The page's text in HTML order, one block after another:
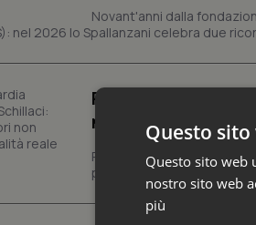
Novant'anni dalla
nel 2026 lo Spallanzani celebra due
Regione
non fotografano la
Regione Lombardia
performance del Servizio
Questo
Questo sito web
nostro sito web
più